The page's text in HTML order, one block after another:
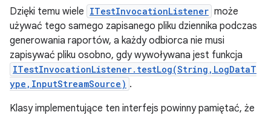
Dzięki temu wiele ITestInvocationListener może
używać tego samego zapisanego pliku dziennika podczas
generowania raportów, a każdy odbiorca nie musi
zapisywać pliku osobno, gdy wywoływana jest funkcja
ITestInvocationListener.testLog(String,LogDataT
ype,InputStreamSource) .
Klasy implementujące ten interfejs powinny pamiętać, że